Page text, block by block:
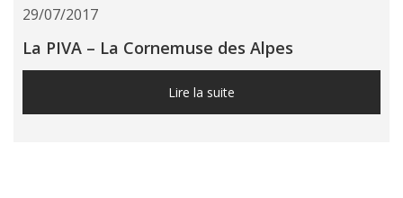
29/07/2017
La PIVA – La Cornemuse des Alpes
Lire la suite